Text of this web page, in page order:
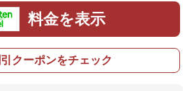
料金を表示
クーポンをチェック